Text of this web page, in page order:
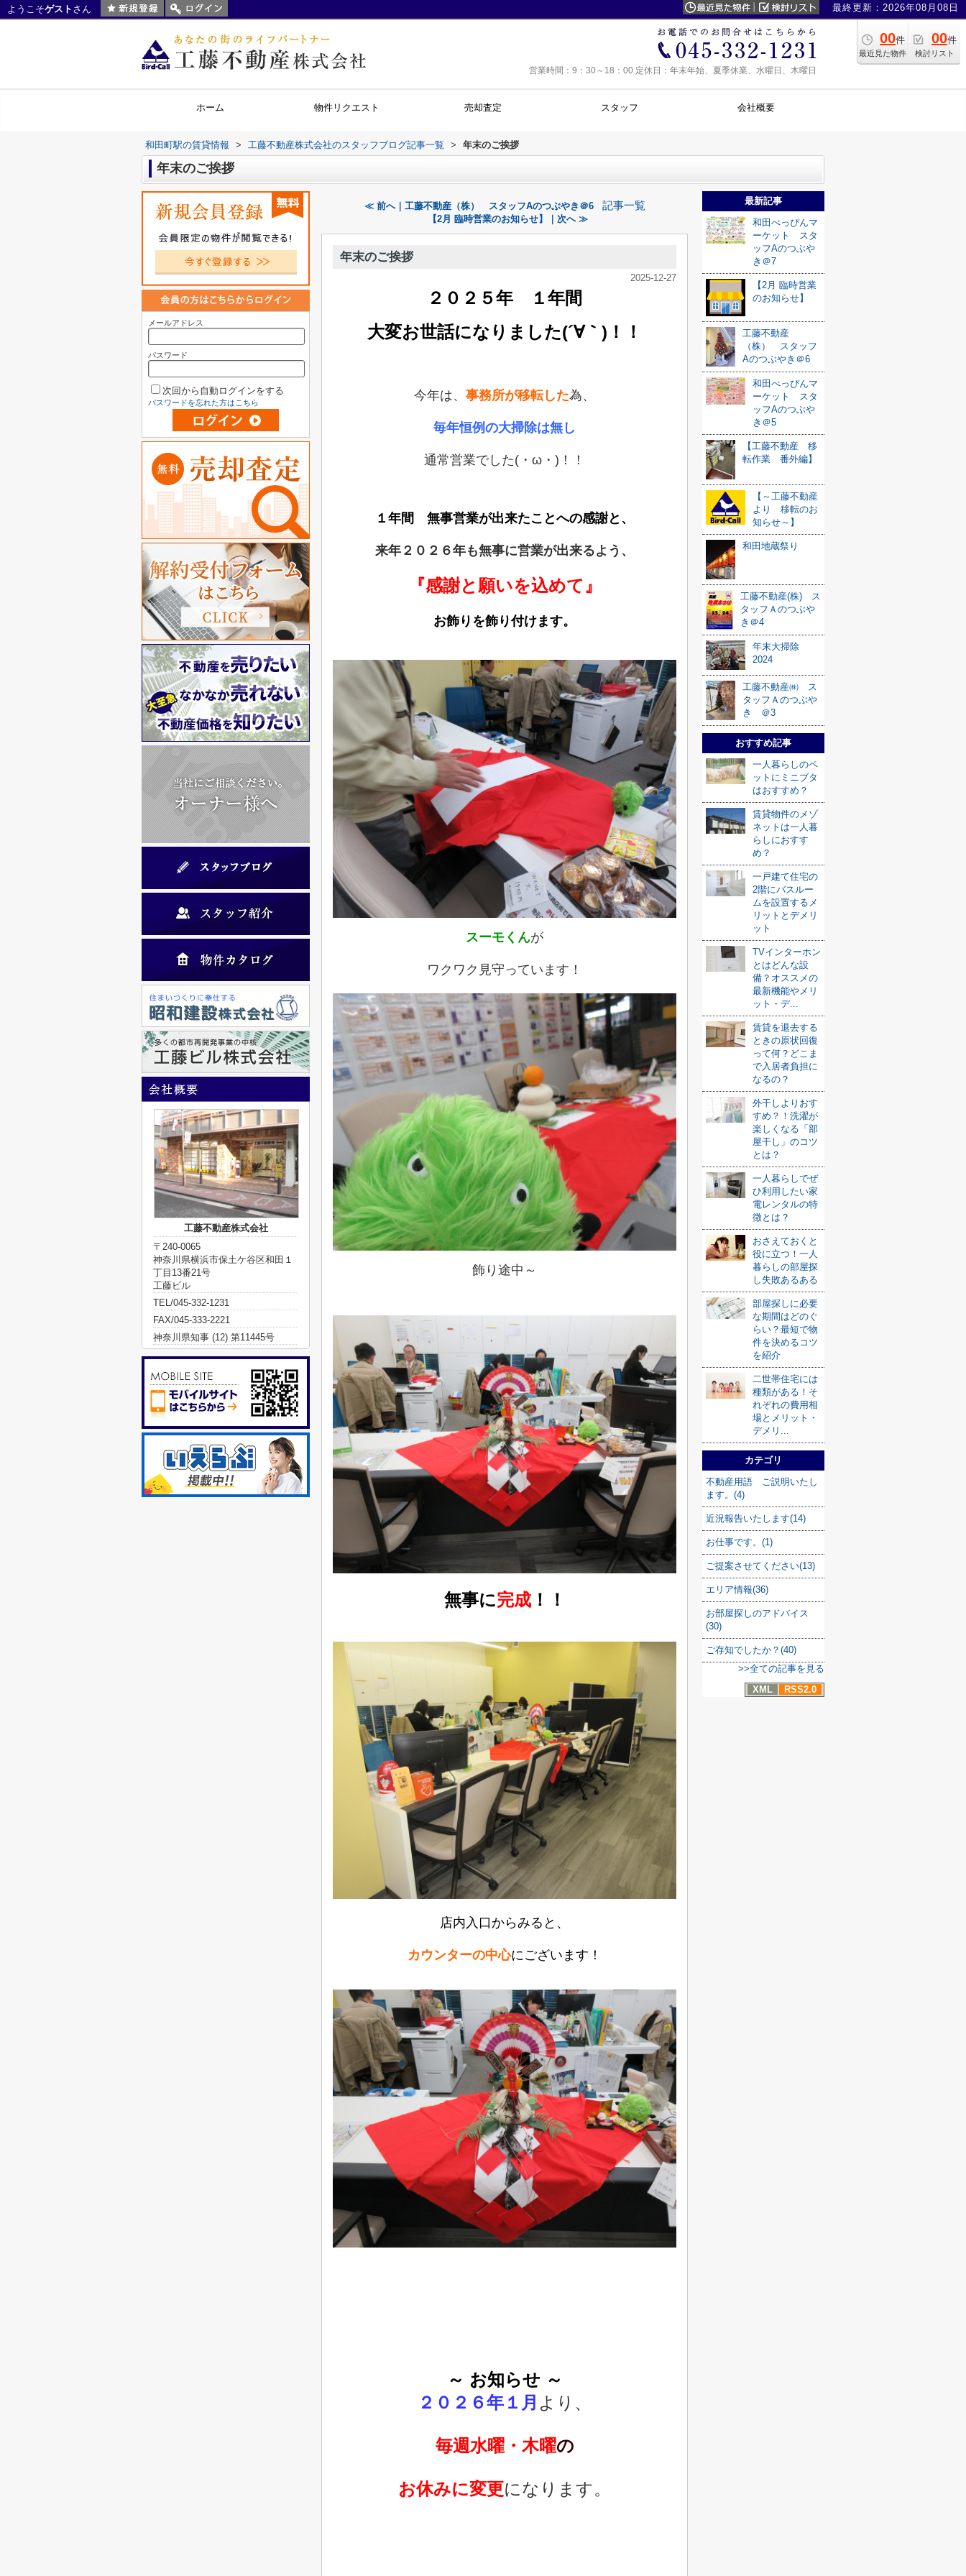
ようこそゲスト さん 最終更新：2026年08月08日
00件
最近見た物件
00件
検討リスト
営業時間：9：30～18：00 定休日：年末年始、夏季休業、水曜日、木曜日
ホーム 物件リクエスト 売却査定 スタッフ 会社概要
和田町駅の賃貸情報 > 工藤不動産株式会社のスタッフブログ記事一覧 > 年末のご挨拶
年末のご挨拶
≪ 前へ｜工藤不動産（株） スタッフAのつぶやき＠6 記事一覧
【2月 臨時営業のお知らせ】｜次へ ≫
年末のご挨拶
2025-12-27
２０２５年 １年間
大変お世話になりました(´∀｀)！！
今年は、 事務所が移転した為、
毎年恒例の大掃除は無し
通常営業でした(・ω・)！！
１年間 無事営業が出来たことへの感謝と、
来年２０２６年も無事に営業が出来るよう、
『感謝と願いを込めて』
お飾りを飾り付けます。
スーモくんが
ワクワク見守っています！
飾り途中～
無事に完成！！
店内入口からみると、
カウンターの中心にございます！
～ お知らせ ～
２０２６年１月 より、
毎週水曜・木曜の
お休みに変更になります。
最新記事
和田べっぴんマ
ーケット スタ
ッフAのつぶや
き＠7
【2月 臨時営業
のお知らせ】
工藤不動産
（株） スタッフ
Aのつぶやき＠6
和田べっぴんマ
ーケット スタ
ッフAのつぶや
き＠5
【工藤不動産 移
転作業 番外編】
【～工藤不動産
より 移転のお
知らせ～】
和田地蔵祭り
工藤不動産(株) ス
タッフＡのつぶや
き＠4
年末大掃除
2024
工藤不動産㈱ ス
タッフＡのつぶや
き ＠3
おすすめ記事
一人暮らしのペ
ットにミニブタ
はおすすめ？
賃貸物件のメゾ
ネットは一人暮
らしにおすす
め？
一戸建て住宅の
2階にバスルー
ムを設置するメ
リットとデメリ
ット
TVインターホン
とはどんな設
備？オススメの
最新機能やメリ
ット・デ...
賃貸を退去する
ときの原状回復
って何？どこま
で入居者負担に
なるの？
外干しよりおす
すめ？！洗濯が
楽しくなる「部
屋干し」のコツ
とは？
一人暮らしでぜ
ひ利用したい家
電レンタルの特
徴とは？
おさえておくと
役に立つ！一人
暮らしの部屋探
し失敗あるある
部屋探しに必要
な期間はどのぐ
らい？最短で物
件を決めるコツ
を紹介
二世帯住宅には
種類がある！そ
れぞれの費用相
場とメリット・
デメリ...
カテゴリ
不動産用語 ご説明いたし
ます。(4)
近況報告いたします(14)
お仕事です。(1)
ご提案させてください(13)
エリア情報(36)
お部屋探しのアドバイス
(30)
ご存知でしたか？(40)
>>全ての記事を見る
XML
RSS2.0
メールアドレス
パスワード
次回から自動ログインをする
パスワードを忘れた方はこちら
工藤不動産株式会社
〒240-0065
神奈川県横浜市保土ケ谷区和田１
丁目13番21号
工藤ビル
TEL/045-332-1231
FAX/045-333-2221
神奈川県知事 (12) 第11445号